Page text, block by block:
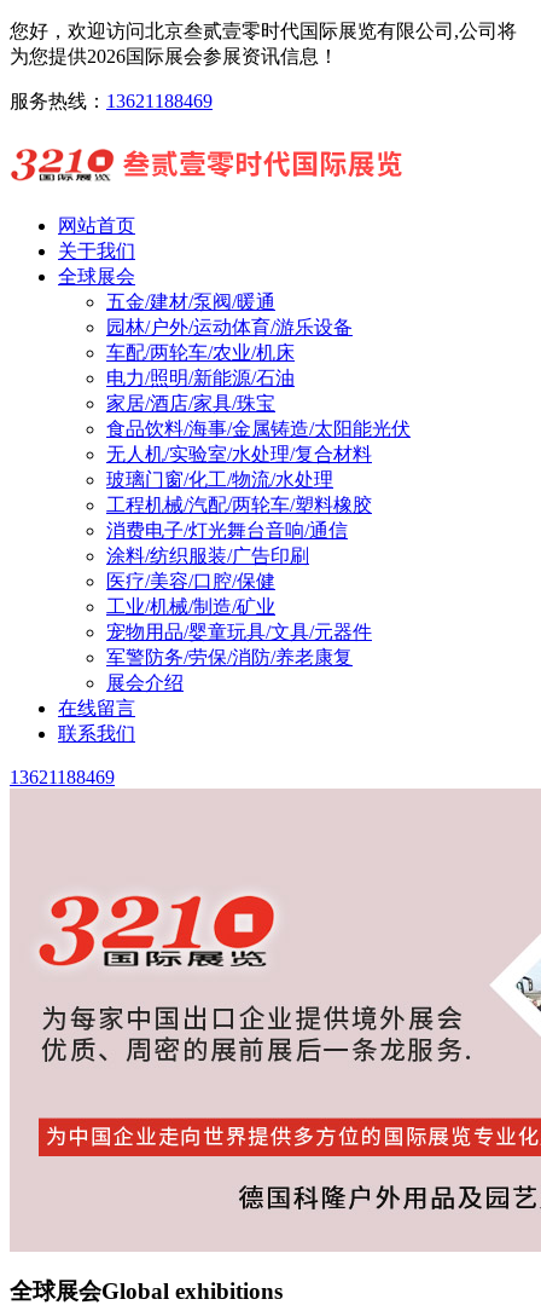
您好，欢迎访问北京叁贰壹零时代国际展览有限公司,公司将
为您提供2026国际展会参展资讯信息！
服务热线： 13621188469
网站首页
关于我们
全球展会
五金/建材/泵阀/暖通
园林/户外/运动体育/游乐设备
车配/两轮车/农业/机床
电力/照明/新能源/石油
家居/酒店/家具/珠宝
食品饮料/海事/金属铸造/太阳能光伏
无人机/实验室/水处理/复合材料
玻璃门窗/化工/物流/水处理
工程机械/汽配/两轮车/塑料橡胶
消费电子/灯光舞台音响/通信
涂料/纺织服装/广告印刷
医疗/美容/口腔/保健
工业/机械/制造/矿业
宠物用品/婴童玩具/文具/元器件
军警防务/劳保/消防/养老康复
展会介绍
在线留言
联系我们
13621188469
全球展会Global exhibitions